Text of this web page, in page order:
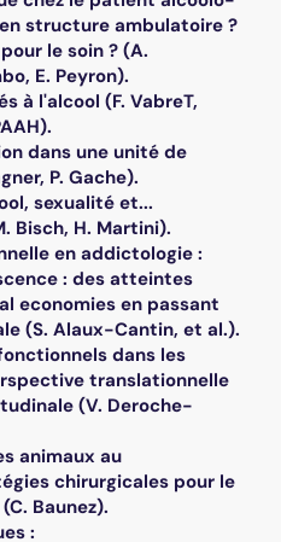
structure ambulatoire ?
le soin ? (A.
E. Peyron).
à l'alcool (F. VabreT,
dans une unité de
P. Gache).
sexualité et...
Bisch, H. Martini).
en addictologie :
: des atteintes
economies en passant
(S. Alaux-Cantin, et al.).
dans les
translationnelle
(V. Deroche-
animaux au
chirurgicales pour le
Baunez).
: